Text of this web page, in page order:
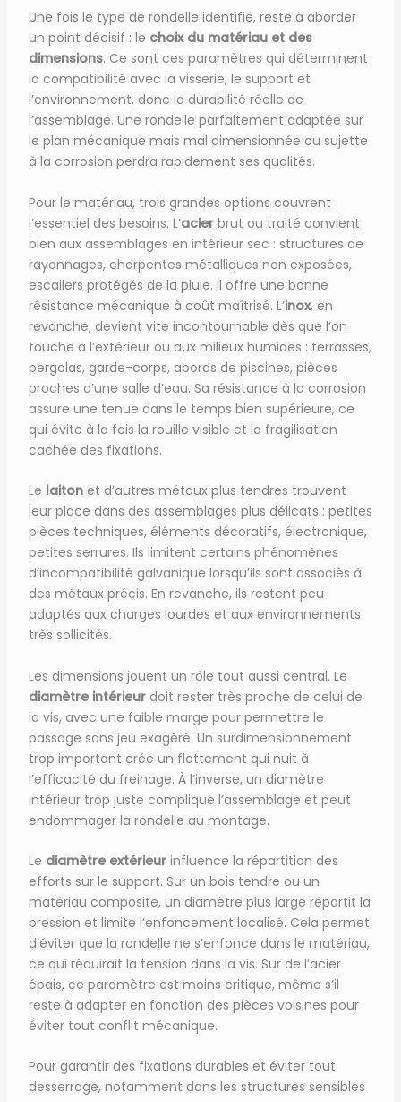
Une fois le type de rondelle identifié, reste à aborder
un point décisif : le choix du matériau et des
dimensions. Ce sont ces paramètres qui déterminent
la compatibilité avec la visserie, le support et
l’environnement, donc la durabilité réelle de
l’assemblage. Une rondelle parfaitement adaptée sur
le plan mécanique mais mal dimensionnée ou sujette
à la corrosion perdra rapidement ses qualités.
Pour le matériau, trois grandes options couvrent
l’essentiel des besoins. L’acierbrut ou traité convient
bien aux assemblages en intérieur sec : structures de
rayonnages, charpentes métalliques non exposées,
escaliers protégés de la pluie. Il offre une bonne
résistance mécanique à coût maîtrisé. L’inox, en
revanche, devient vite incontournable dès que l’on
touche à l’extérieur ou aux milieux humides : terrasses,
pergolas, garde-corps, abords de piscines, pièces
proches d’une salle d’eau. Sa résistance à la corrosion
assure une tenue dans le temps bien supérieure, ce
qui évite à la fois la rouille visible et la fragilisation
cachée des fixations.
Le laitonet d’autres métaux plus tendres trouvent
leur place dans des assemblages plus délicats : petites
pièces techniques, éléments décoratifs, électronique,
petites serrures. Ils limitent certains phénomènes
d’incompatibilité galvanique lorsqu’ils sont associés à
des métaux précis. En revanche, ils restent peu
adaptés aux charges lourdes et aux environnements
très sollicités.
Les dimensions jouent un rôle tout aussi central. Le
diamètre intérieurdoit rester très proche de celui de
la vis, avec une faible marge pour permettre le
passage sans jeu exagéré. Un surdimensionnement
trop important crée un flottement qui nuit à
l’efficacité du freinage. À l’inverse, un diamètre
intérieur trop juste complique l’assemblage et peut
endommager la rondelle au montage.
Le diamètre extérieurinfluence la répartition des
efforts sur le support. Sur un bois tendre ou un
matériau composite, un diamètre plus large répartit la
pression et limite l’enfoncement localisé. Cela permet
d’éviter que la rondelle ne s’enfonce dans le matériau,
ce qui réduirait la tension dans la vis. Sur de l’acier
épais, ce paramètre est moins critique, même s’il
reste à adapter en fonction des pièces voisines pour
éviter tout conflit mécanique.
Pour garantir des fixations durables et éviter tout
desserrage, notamment dans les structures sensibles